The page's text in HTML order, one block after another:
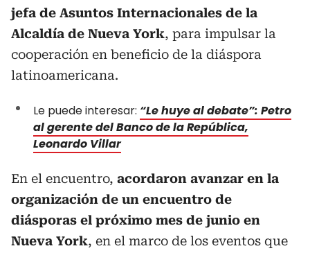
jefa de Asuntos Internacionales de la
Alcaldía de Nueva York, para impulsar la
cooperación en beneficio de la diáspora
latinoamericana.
Le puede interesar: “Le huye al debate”: Petro
al gerente del Banco de la República,
Leonardo Villar
En el encuentro, acordaron avanzar en la
organización de un encuentro de
diásporas el próximo mes de junio en
Nueva York, en el marco de los eventos que